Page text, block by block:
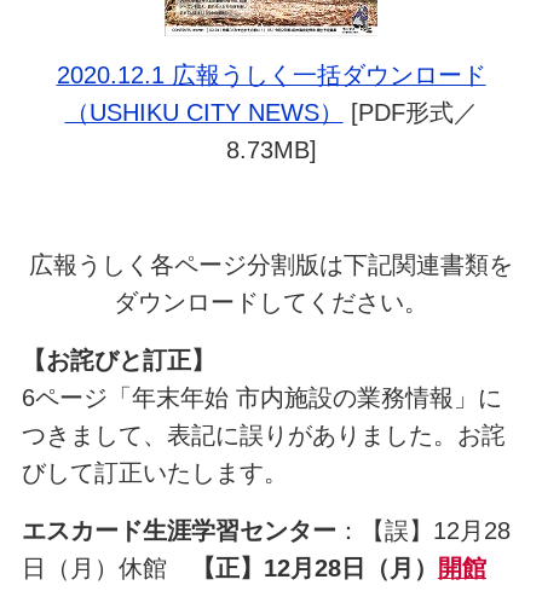
2020.12.1 広報うしく一括ダウンロード
（USHIKU CITY NEWS）
[PDF形式／
8.73MB]
広報うしく各ページ分割版は下記関連書類を
ダウンロードしてください。
【お詫びと訂正】
6ページ「年末年始 市内施設の業務情報」に
つきまして、表記に誤りがありました。お詫
びして訂正いたします。
エスカード生涯学習センター ：【誤】12月28
日（月）休館
【正】12月28日（月） 開館